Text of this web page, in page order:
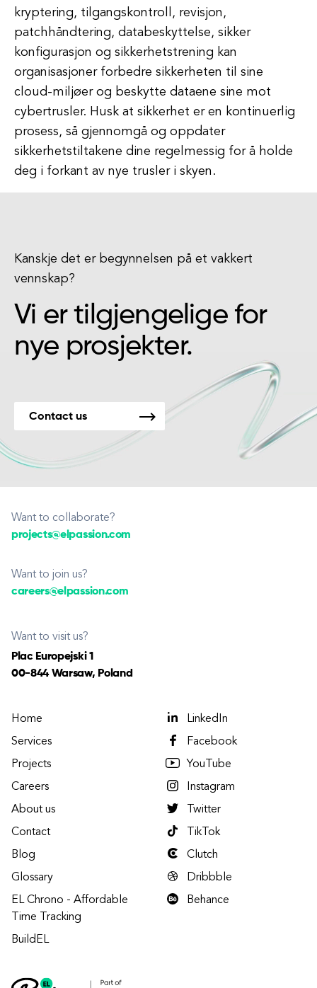
kryptering, tilgangskontroll, revisjon,
patchhåndtering, databeskyttelse, sikker
konfigurasjon og sikkerhetstrening kan
organisasjoner forbedre sikkerheten til sine
cloud-miljøer og beskytte dataene sine mot
cybertrusler. Husk at sikkerhet er en kontinuerlig
prosess, så gjennomgå og oppdater
sikkerhetstiltakene dine regelmessig for å holde
deg i forkant av nye trusler i skyen.
Kanskje det er begynnelsen på et vakkert
vennskap?
Vi er tilgjengelige for
nye prosjekter.
Contact us
Want to collaborate?
projects@elpassion.com
Want to join us?
careers@elpassion.com
Want to visit us?
Plac Europejski 1
00-844 Warsaw, Poland
Home
Services
Projects
Careers
About us
Contact
Blog
Glossary
EL Chrono - Affordable
Time Tracking
BuildEL
LinkedIn
Facebook
YouTube
Instagram
Twitter
TikTok
Clutch
Dribbble
Behance